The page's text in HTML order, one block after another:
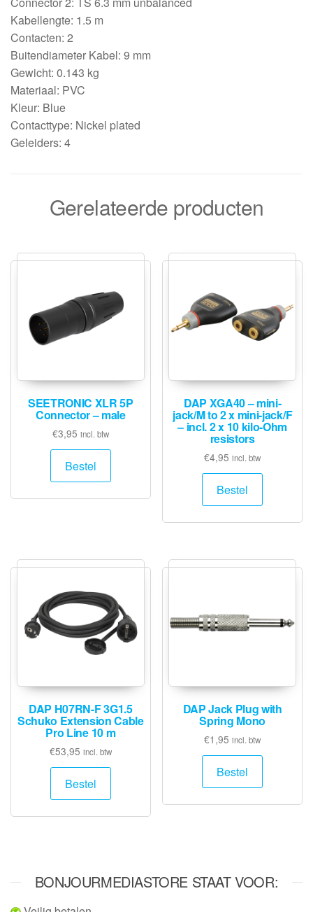
Kabellengte: 1.5 m
Contacten: 2
Buitendiameter Kabel: 9 mm
Gewicht: 0.143 kg
Materiaal: PVC
Kleur: Blue
Contacttype: Nickel plated
Geleiders: 4
Gerelateerde producten
SEETRONIC XLR 5P
Connector – male
€3,95 incl. btw
Bestel
DAP XGA40 – mini-
jack/M to 2 x mini-jack/F
– incl. 2 x 10 kilo-Ohm
resistors
€4,95 incl. btw
Bestel
DAP H07RN-F 3G1.5
Schuko Extension Cable
Pro Line 10 m
€53,95 incl. btw
Bestel
DAP Jack Plug with
Spring Mono
€1,95 incl. btw
Bestel
BONJOURMEDIASTORE STAAT VOOR: